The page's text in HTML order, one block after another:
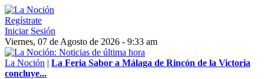
Regístrate
Iniciar Sesión
Viernes, 07 de Agosto de 2026 - 9:33 am
La Noción | La Feria Sabor a Málaga de Rincón de la Victoria
concluye...